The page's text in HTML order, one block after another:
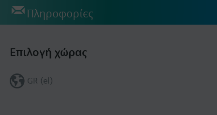
Πληροφορίες
Επιλογή χώρας
GR (el)